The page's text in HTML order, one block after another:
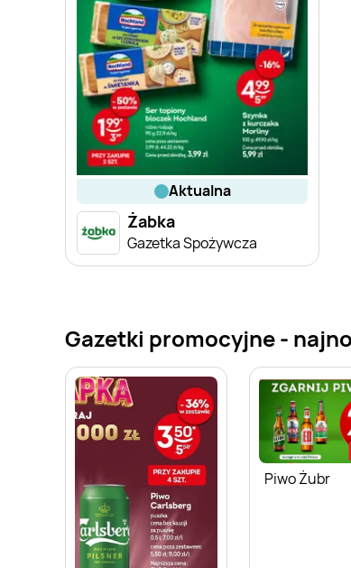
aktualna
Żabka
Gazetka Spożywcza
Gazetki promocyjne -
Piwo Żubr